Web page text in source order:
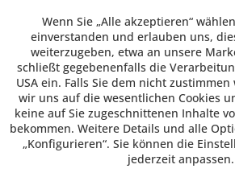
Wenn Sie „Alle akzeptieren“
einverstanden und erlauben uns,
weiterzugeben, etwa an unsere
schließt gegebenenfalls die
USA ein. Falls Sie dem nicht
wir uns auf die wesentlichen Cookies
keine auf Sie zugeschnittenen Inhalte
bekommen. Weitere Details und alle
„Konfigurieren“. Sie können die
jederzeit anpassen.